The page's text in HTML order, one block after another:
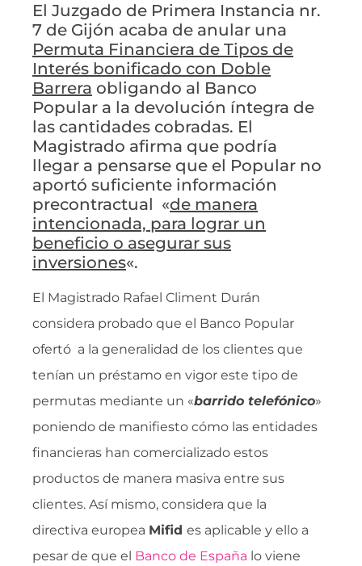
El Juzgado de Primera Instancia nr.
7 de Gijón acaba de anular una
Permuta Financiera de Tipos de
Interés bonificado con Doble
Barrera obligando al Banco
Popular a la devolución íntegra de
las cantidades cobradas. El
Magistrado afirma que podría
llegar a pensarse que el Popular no
aportó suficiente información
precontractual «de manera
intencionada, para lograr un
beneficio o asegurar sus
inversiones«.
El Magistrado Rafael Climent Durán
considera probado que el Banco Popular
ofertó a la generalidad de los clientes que
tenían un préstamo en vigor este tipo de
permutas mediante un «barrido telefónico»
poniendo de manifiesto cómo las entidades
financieras han comercializado estos
productos de manera masiva entre sus
clientes. Así mismo, considera que la
directiva europea Mifid es aplicable y ello a
pesar de que el Banco de España lo viene